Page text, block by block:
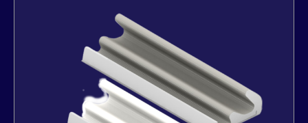
7 m 25 m 600 m
- +